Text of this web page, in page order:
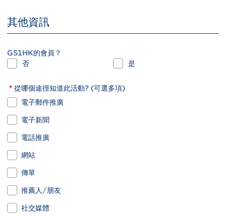
其他資訊
GS1HK的會員？
否
是
從哪個途徑知道此活動? (可選多項)
電子郵件推廣
電子新聞
電話推廣
網站
傳單
推薦人/朋友
社交媒體